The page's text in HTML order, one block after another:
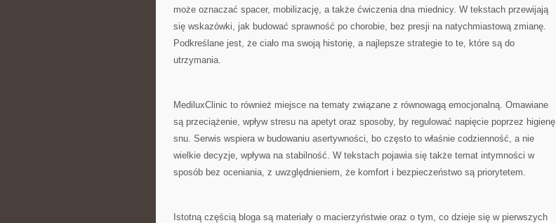
może oznaczać spacer, mobilizację, a także ćwiczenia dna miednicy. W tekstach przewijają
się wskazówki, jak budować sprawność po chorobie, bez presji na natychmiastową zmianę.
Podkreślane jest, że ciało ma swoją historię, a najlepsze strategie to te, które są do
utrzymania.
MediluxClinic to również miejsce na tematy związane z równowagą emocjonalną. Omawiane
są przeciążenie, wpływ stresu na apetyt oraz sposoby, by regulować napięcie poprzez higienę
snu. Serwis wspiera w budowaniu asertywności, bo często to właśnie codzienność, a nie
wielkie decyzje, wpływa na stabilność. W tekstach pojawia się także temat intymności w
sposób bez oceniania, z uwzględnieniem, że komfort i bezpieczeństwo są priorytetem.
Istotną częścią bloga są materiały o macierzyństwie oraz o tym, co dzieje się w pierwszych